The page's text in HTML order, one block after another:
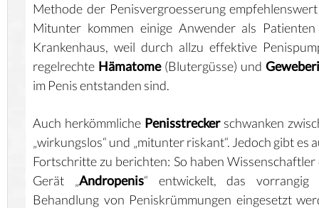
Methode der Penisvergroesserung
Mitunter kommen einige Anwender als
Krankenhaus, weil durch allzu effektive
regelrechte Hämatome(Blutergüsse) und
im Penis entstanden sind.
Auch herkömmliche Penisstreckerschwanken
„wirkungslos“ und „mitunter riskant“. Jedoch gibt es
Fortschritte zu berichten: So haben Wissenschaftler
Gerät „Andropenis“ entwickelt, das vorrangig
Behandlung von Peniskrümmungen eingesetzt